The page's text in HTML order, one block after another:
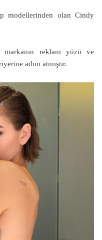
modellerinden olan Cindy
reklam yüzü ve
adım atmıştır.